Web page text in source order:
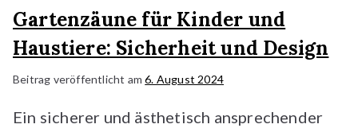
Gartenzäune für Kinder und
Haustiere: Sicherheit und Design
Beitrag veröffentlicht am6. August 2024
Ein sicherer und ästhetisch ansprechender